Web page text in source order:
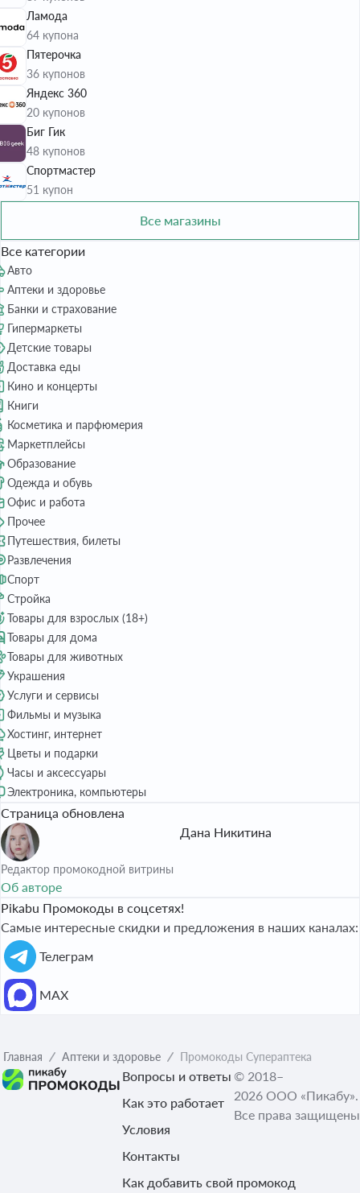
Ламода
64 купона
Пятерочка
36 купонов
Яндекс 360
20 купонов
Биг Гик
48 купонов
Спортмастер
51 купон
Все магазины
Все категории
Авто
Аптеки и здоровье
Банки и страхование
Гипермаркеты
Детские товары
Доставка еды
Кино и концерты
Книги
Косметика и парфюмерия
Маркетплейсы
Образование
Одежда и обувь
Офис и работа
Прочее
Путешествия, билеты
Развлечения
Спорт
Стройка
Товары для взрослых (18+)
Товары для дома
Товары для животных
Украшения
Услуги и сервисы
Фильмы и музыка
Хостинг, интернет
Цветы и подарки
Часы и аксессуары
Электроника, компьютеры
Страница обновлена
Дана Никитина
Редактор промокодной витрины
Об авторе
Pikabu Промокоды в соцсетях!
Самые интересные скидки и предложения в наших каналах:
Телеграм
МАХ
Главная Аптеки и здоровье Промокоды Супераптека
Вопросы и ответы
Как это работает
Условия
Контакты
Как добавить свой промокод
© 2018–
2026 ООО «Пикабу».
Все права защищены